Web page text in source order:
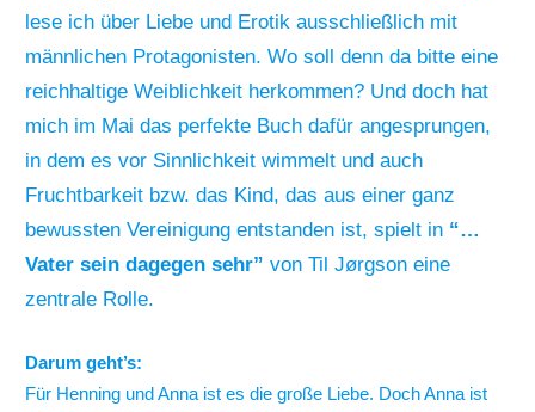
lese ich über Liebe und Erotik ausschließlich mit
männlichen Protagonisten. Wo soll denn da bitte eine
reichhaltige Weiblichkeit herkommen? Und doch hat
mich im Mai das perfekte Buch dafür angesprungen,
in dem es vor Sinnlichkeit wimmelt und auch
Fruchtbarkeit bzw. das Kind, das aus einer ganz
bewussten Vereinigung entstanden ist, spielt in “…
Vater sein dagegen sehr” von Til Jørgson eine
zentrale Rolle.
Darum geht’s:
Für Henning und Anna ist es die große Liebe. Doch Anna ist